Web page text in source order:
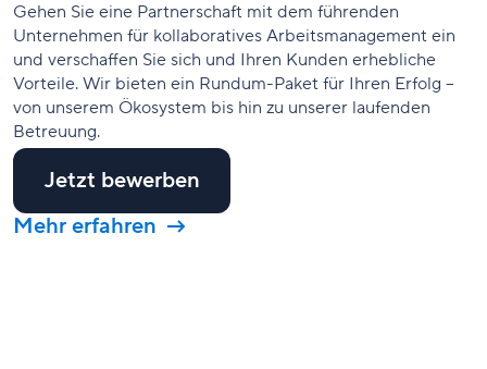
Gehen Sie eine Partnerschaft mit dem führenden
Unternehmen für kollaboratives Arbeitsmanagement ein
und verschaffen Sie sich und Ihren Kunden erhebliche
Vorteile. Wir bieten ein Rundum-Paket für Ihren Erfolg –
von unserem Ökosystem bis hin zu unserer laufenden
Betreuung.
Jetzt bewerben
Mehr erfahren